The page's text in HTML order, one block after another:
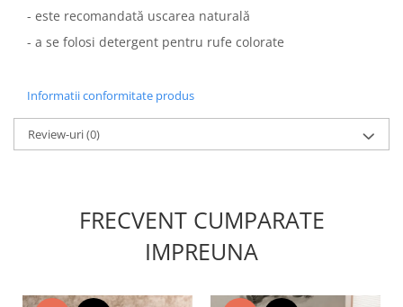
- este recomandată uscarea naturală
- a se folosi detergent pentru rufe colorate
Informatii conformitate produs
Review-uri(0)
FRECVENT CUMPARATE
IMPREUNA